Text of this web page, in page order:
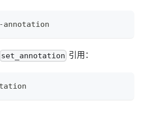
annotation
set_annotation 引用：